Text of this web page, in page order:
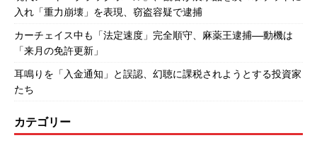
入れ「重力崩壊」を表現、窃盗容疑で逮捕
カーチェイス中も「法定速度」完全順守、麻薬王逮捕――動機は
「来月の免許更新」
耳鳴りを「入金通知」と誤認、幻聴に課税されようとする投資家
たち
カテゴリー